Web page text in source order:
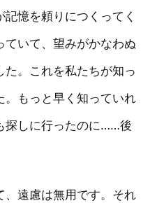
憶を頼りにつくってく
ていて、望みがかなわぬ
た。これを私たちが知っ
。もっと早く知っていれ
探しに行ったのに……後
、遠慮は無用です。それ